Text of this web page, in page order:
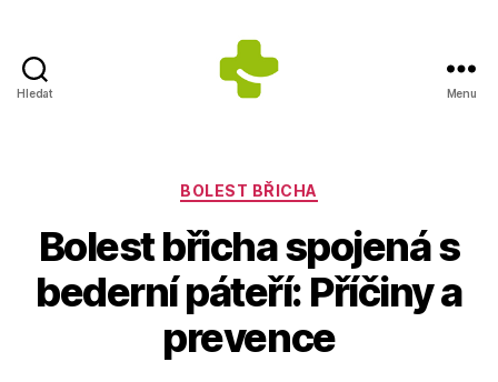
Hledat
s.r.o.
-
Výrobce
doplňků
stravy
Menu
Rubriky
BOLEST BŘICHA
Bolest břicha spojená s
bederní páteří: Příčiny a
prevence